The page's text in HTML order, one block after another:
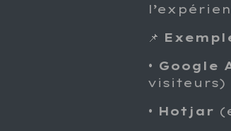
📌
• Google
visiteurs)
• Hotjar